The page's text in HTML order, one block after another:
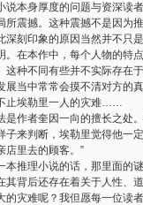
说本身厚度的问题与资深读
所震撼。这种震撼不是因为
深刻印象的原因当然并不只
。在本作中，每个人物的特
这种不同有些并不实际存在
展当中常常会摸不清对方的
止埃勒里一人的灾难……
是作者奎因一向的擅长之处
子来判断，埃勒里觉得他一
里去的顾客。 ”
本推理小说的话，那里面的
背后还存在着关于人性、
的灾难呢？我但愿每一位读